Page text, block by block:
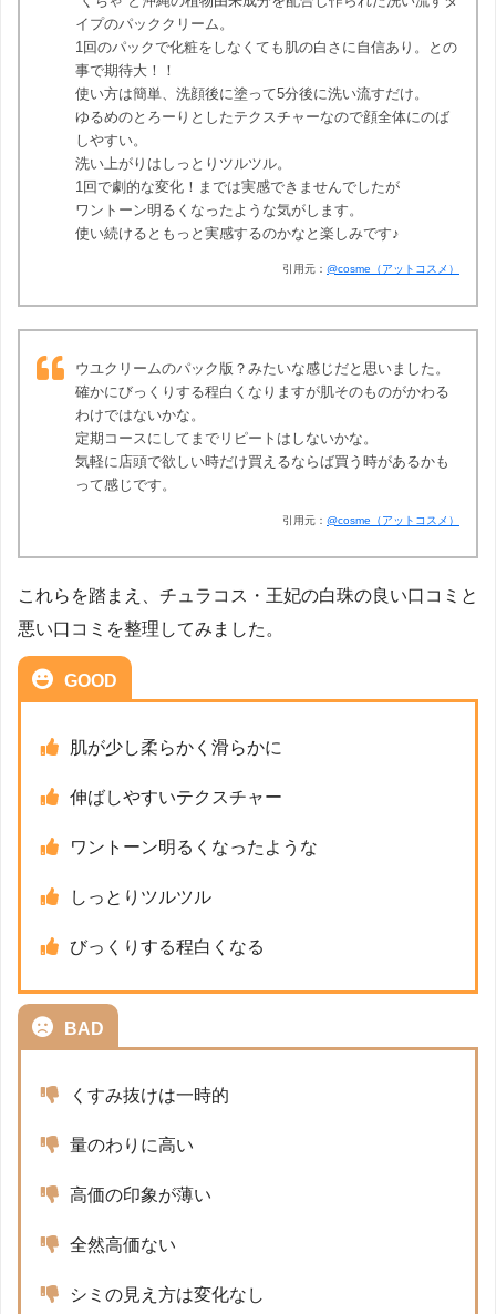
イプのパッククリーム。
1回のパックで化粧をしなくても肌の白さに自信あり。との
事で期待大！！
使い方は簡単、洗顔後に塗って5分後に洗い流すだけ。
ゆるめのとろーりとしたテクスチャーなので顔全体にのば
しやすい。
洗い上がりはしっとりツルツル。
1回で劇的な変化！までは実感できませんでしたが
ワントーン明るくなったような気がします。
使い続けるともっと実感するのかなと楽しみです♪
引用元： @cosme（アットコスメ）
ウユクリームのパック版？みたいな感じだと思いました。
確かにびっくりする程白くなりますが肌そのものがかわる
わけではないかな。
定期コースにしてまでリピートはしないかな。
気軽に店頭で欲しい時だけ買えるならば買う時があるかも
って感じです。
引用元： @cosme（アットコスメ）
これらを踏まえ、チュラコス・王妃の白珠の良い口コミと
悪い口コミを整理してみました。
GOOD
肌が少し柔らかく滑らかに
伸ばしやすいテクスチャー
ワントーン明るくなったような
しっとりツルツル
びっくりする程白くなる
BAD
くすみ抜けは一時的
量のわりに高い
高価の印象が薄い
全然高価ない
シミの見え方は変化なし